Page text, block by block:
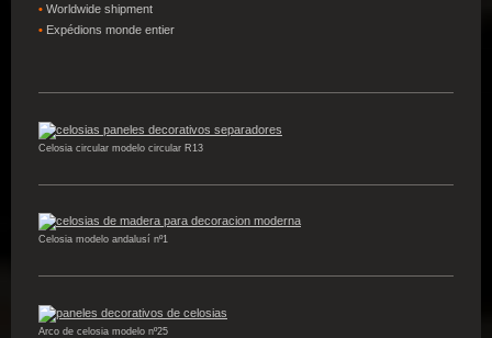
• Worldwide shipment
• Expédions monde entier
Celosia circular modelo circular R13
Celosia modelo andalusí nº1
Arco de celosia modelo nº25